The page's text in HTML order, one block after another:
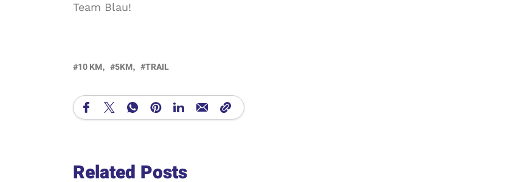
Team Blau!
10 KM 5KM TRAIL
Related Posts